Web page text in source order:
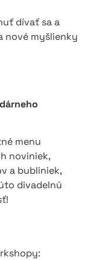
dívať sa a
nové myšlienky
menu
noviniek,
a bubliniek,
divadelnú